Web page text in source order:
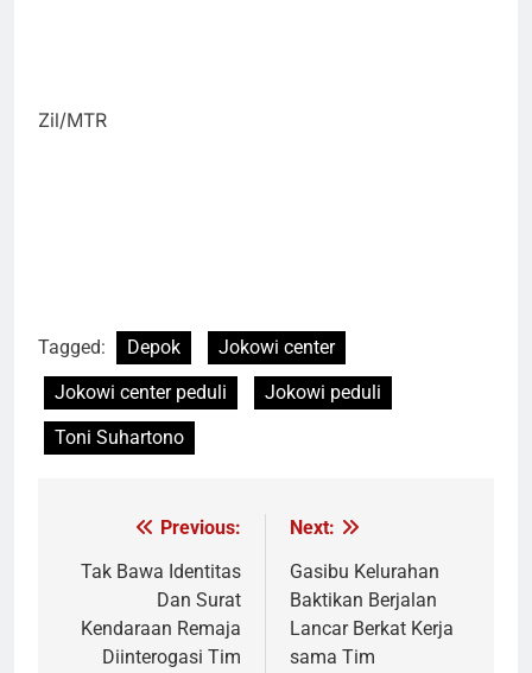
Zil/MTR
Tagged: Depok
Jokowi center
Jokowi center peduli
Jokowi peduli
Toni Suhartono
Navigasi
pos
Previous:
Tak Bawa Identitas
Dan Surat
Kendaraan Remaja
Diinterogasi Tim
Next:
Gasibu Kelurahan
Baktikan Berjalan
Lancar Berkat Kerja
sama Tim